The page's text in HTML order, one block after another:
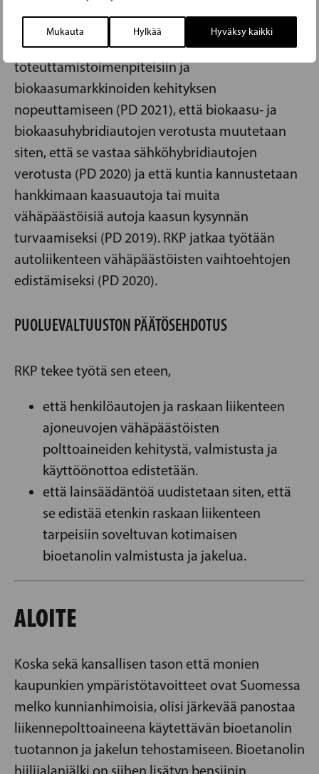
Mukauta Hylkää Hyväksy kaikki
että EU:n tilapäisen elvytysvälineen varoja
suunnataan kansallisen biokaasuohjelman
toteuttamistoimenpiteisiin ja
biokaasumarkkinoiden kehityksen
nopeuttamiseen (PD 2021), että biokaasu- ja
biokaasuhybridiautojen verotusta muutetaan
siten, että se vastaa sähköhybridiautojen
verotusta (PD 2020) ja että kuntia kannustetaan
hankkimaan kaasuautoja tai muita
vähäpäästöisiä autoja kaasun kysynnän
turvaamiseksi (PD 2019). RKP jatkaa työtään
autoliikenteen vähäpäästöisten vaihtoehtojen
edistämiseksi (PD 2020).
PUOLUEVALTUUSTON PÄÄTÖSEHDOTUS
RKP tekee työtä sen eteen,
että henkilöautojen ja raskaan liikenteen
ajoneuvojen vähäpäästöisten
polttoaineiden kehitystä, valmistusta ja
käyttöönottoa edistetään.
että lainsäädäntöä uudistetaan siten, että
se edistää etenkin raskaan liikenteen
tarpeisiin soveltuvan kotimaisen
bioetanolin valmistusta ja jakelua.
ALOITE
Koska sekä kansallisen tason että monien
kaupunkien ympäristötavoitteet ovat Suomessa
melko kunnianhimoisia, olisi järkevää panostaa
liikennepolttoaineena käytettävän bioetanolin
tuotannon ja jakelun tehostamiseen. Bioetanolin
hiilijalanjälki on siihen lisätyn bensiinin